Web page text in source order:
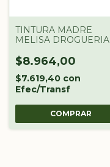
TINTURA MADRE
MELISA DROGUERIA
$8.964,00
$7.619,40 con
Efec/Transf